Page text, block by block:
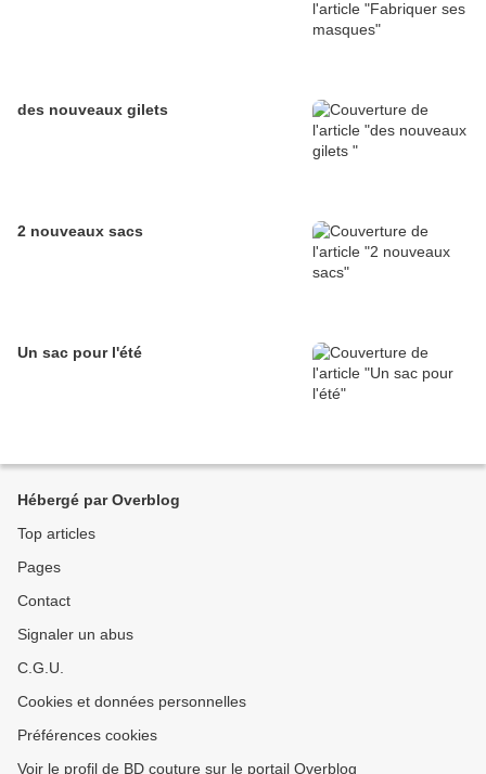
des nouveaux gilets
2 nouveaux sacs
Un sac pour l'été
Hébergé par Overblog
Top articles
Pages
Contact
Signaler un abus
C.G.U.
Cookies et données personnelles
Préférences cookies
Voir le profil de BD couture sur le portail Overblog